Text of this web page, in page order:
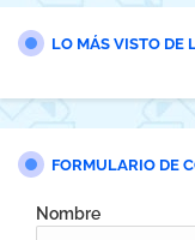
LO MÁS VISTO DE
FORMULARIO DE
Nombre